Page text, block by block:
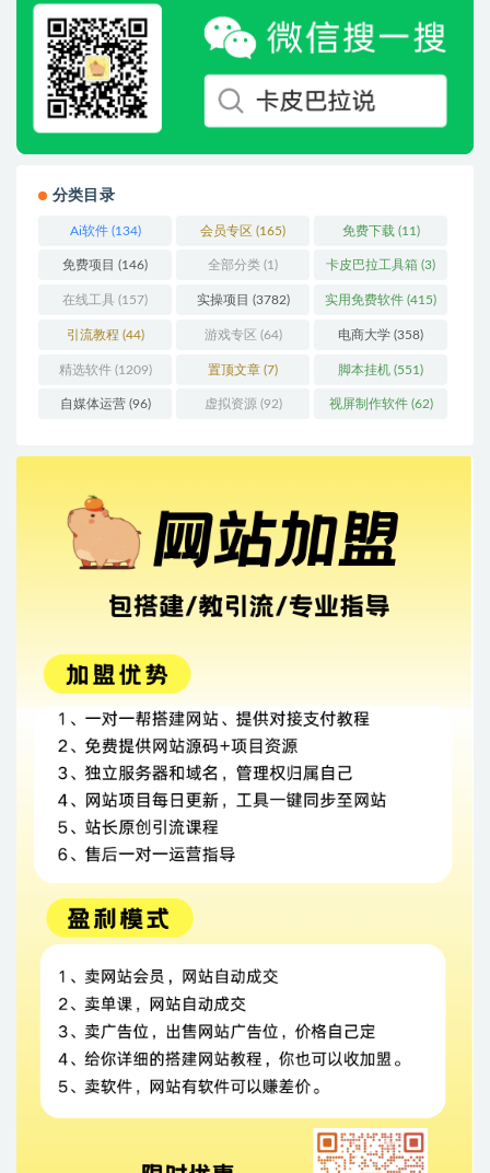
分类目录
Ai软件(134) 会员专区 (165) 免费下载 (11)
免费项目 (146) 全部分类 (1) 卡皮巴拉工具箱 (3)
在线工具 (157) 实操项目 (3782) 实用免费软件 (415)
引流教程 (44) 游戏专区 (64) 电商大学 (358)
精选软件(1209) 置顶文章 (7) 脚本挂机 (551)
自媒体运营(96) 虚拟资源 (92) 视屏制作软件(62)